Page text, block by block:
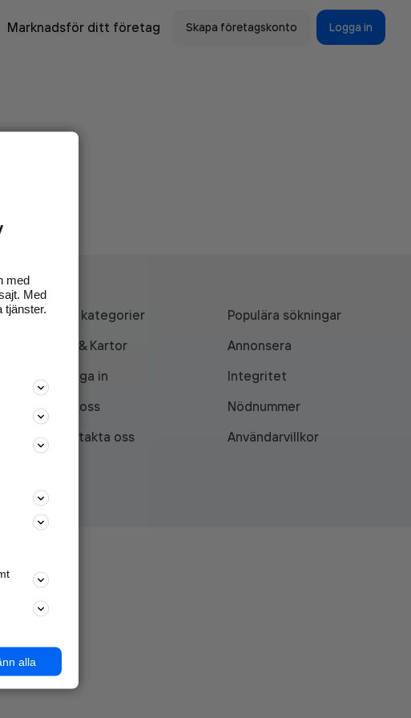
Marknadsför ditt företag Skapa företagskonto Logga in
Alla kategorier
Populära sökningar
API & Kartor
Annonsera
Logga in
Integritet
Om oss
Nödnummer
Kontakta oss
Användarvillkor
med
Med
tjänster.
alla